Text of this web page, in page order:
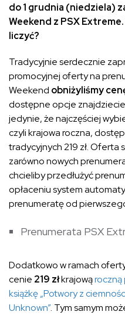
do 1 grudnia (niedziela)
Weekend z PSX
liczyć?
Tradycyjnie serdecznie
promocyjnej oferty na
Weekend obniżyliśmy
dostępne opcje
jedynie, że najczęściej
czyli krajowa roczna,
tradycyjnych 219 zł. Oferta
zarówno nowych
chcieliby przedłużyć
opłaceniu system
prenumeratę od
Prenumerata PSX
Dodatkowo w ramach
cenie 219 złkrajowąroczną
książkę „Potwory z
Unknown”. Tym samym